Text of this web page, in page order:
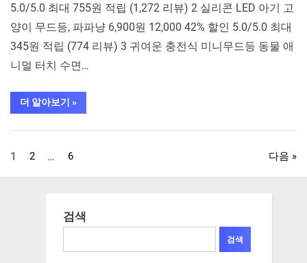
5.0/5.0 최대 755원 적립 (1,272 리뷰) 2 실리콘 LED 아기 고
양이 무드등, 파파냥 6,900원 12,000 42% 할인 5.0/5.0 최대
345원 적립 (774 리뷰) 3 귀여운 충전식 미니무드등 동물 애
니멀 터치 수면…
더 알아보기
“평
은
이
교
분
»
글
1 2 … 6 다음
검색
검색